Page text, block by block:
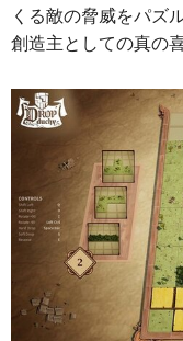
くる敵の脅威をパズ
創造主としての真の